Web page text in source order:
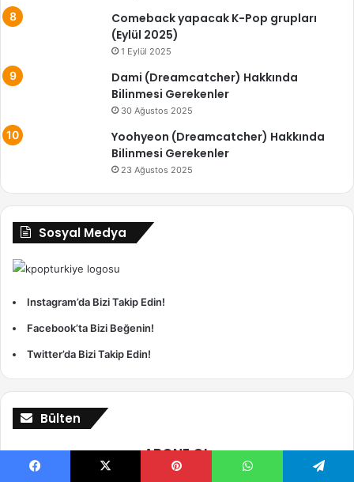
Comeback yapacak K-Pop grupları
(Eylül 2025)
1 Eylül 2025
Dami (Dreamcatcher) Hakkında
Bilinmesi Gerekenler
30 Ağustos 2025
Yoohyeon (Dreamcatcher) Hakkında
Bilinmesi Gerekenler
23 Ağustos 2025
Sosyal Medya
Instagram’da Bizi Takip Edin!
Facebook’ta Bizi Beğenin!
Twitter’da Bizi Takip Edin!
Bülten
ABONE OL